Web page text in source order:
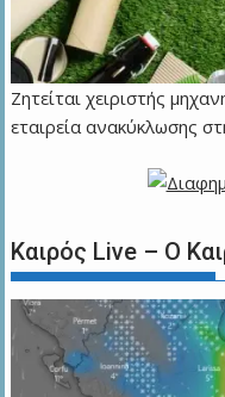
Ζητείται χειριστής
εταιρεία ανακύκλωσης
Καιρός Live – Ο